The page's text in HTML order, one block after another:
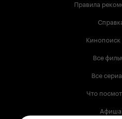
Правила
Кинопоиск
Все
Все
Что
Афиша